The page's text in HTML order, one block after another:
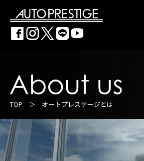
TOP ＞ オートプレステージとは